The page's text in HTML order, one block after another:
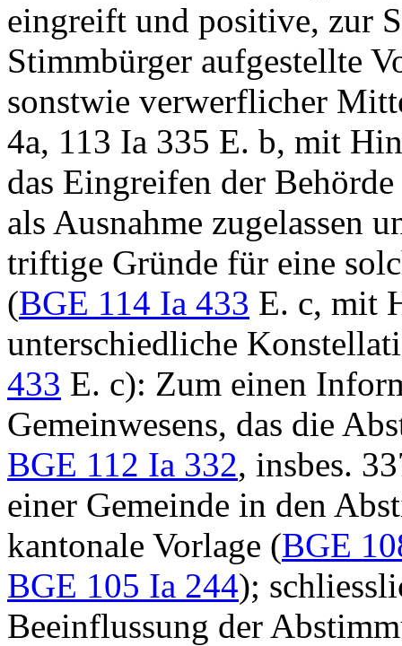
eingreift und positive, zur
Stimmbürger aufgestellte
sonstwie verwerflicher
4a, 113 Ia 335 E. b, mit
das Eingreifen der
als Ausnahme zugelassen
triftige Gründe für eine
(BGE 114 Ia 433 E. c, mit
unterschiedliche
433 E. c): Zum einen
Gemeinwesens, das die
BGE 112 Ia 332, insbes.
einer Gemeinde in den
kantonale Vorlage (BGE
BGE 105 Ia 244);
Beeinflussung der